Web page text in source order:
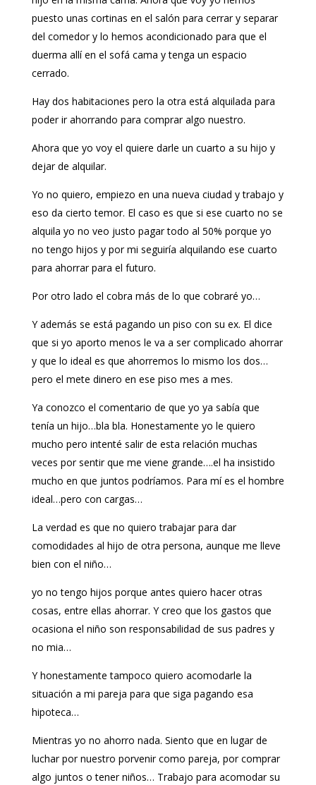
puesto unas cortinas en el salón para cerrar y separar
del comedor y lo hemos acondicionado para que el
duerma allí en el sofá cama y tenga un espacio
cerrado.
Hay dos habitaciones pero la otra está alquilada para
poder ir ahorrando para comprar algo nuestro.
Ahora que yo voy el quiere darle un cuarto a su hijo y
dejar de alquilar.
Yo no quiero, empiezo en una nueva ciudad y trabajo y
eso da cierto temor. El caso es que si ese cuarto no se
alquila yo no veo justo pagar todo al 50% porque yo
no tengo hijos y por mi seguiría alquilando ese cuarto
para ahorrar para el futuro.
Por otro lado el cobra más de lo que cobraré yo…
Y además se está pagando un piso con su ex. El dice
que si yo aporto menos le va a ser complicado ahorrar
y que lo ideal es que ahorremos lo mismo los dos…
pero el mete dinero en ese piso mes a mes.
Ya conozco el comentario de que yo ya sabía que
tenía un hijo…bla bla. Honestamente yo le quiero
mucho pero intenté salir de esta relación muchas
veces por sentir que me viene grande….el ha insistido
mucho en que juntos podríamos. Para mí es el hombre
ideal…pero con cargas…
La verdad es que no quiero trabajar para dar
comodidades al hijo de otra persona, aunque me lleve
bien con el niño…
yo no tengo hijos porque antes quiero hacer otras
cosas, entre ellas ahorrar. Y creo que los gastos que
ocasiona el niño son responsabilidad de sus padres y
no mia…
Y honestamente tampoco quiero acomodarle la
situación a mi pareja para que siga pagando esa
hipoteca…
Mientras yo no ahorro nada. Siento que en lugar de
luchar por nuestro porvenir como pareja, por comprar
algo juntos o tener niños… Trabajo para acomodar su